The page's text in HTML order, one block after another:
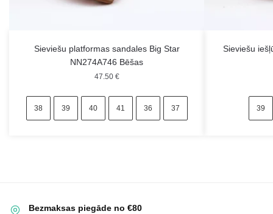
Sieviešu platformas sandales Big Star
NN274A746 Bēšas
47.50 €
38 39 40 41 36 37
Sieviešu
39
Bezmaksas piegāde no €80